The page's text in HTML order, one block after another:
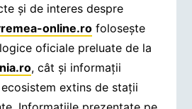
și de interes despre
online.ro folosește
oficiale preluate de la
, cât și informații
extins de stații